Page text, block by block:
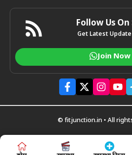
Follow Us
Get Latest
Join Now
© fitjunction.in • All